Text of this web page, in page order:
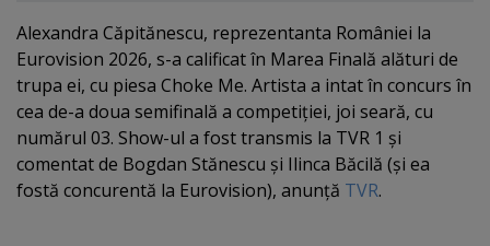
Alexandra Căpitănescu, reprezentanta României la
Eurovision 2026, s-a calificat în Marea Finală alături de
trupa ei, cu piesa Choke Me. Artista a intat în concurs în
cea de-a doua semifinală a competiţiei, joi seară, cu
numărul 03. Show-ul a fost transmis la TVR 1 şi
comentat de Bogdan Stănescu şi Ilinca Băcilă (şi ea
fostă concurentă la Eurovision), anunţă TVR.